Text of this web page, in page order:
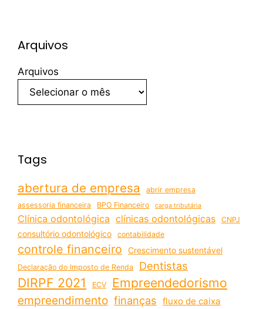
Arquivos
Arquivos
Tags
abertura de empresa
abrir empresa
assessoria financeira
BPO Financeiro carga tributária
Clínica odontológica clínicas odontológicas CNPJ
consultório odontológico contabilidade
controle financeiro Crescimento sustentável
Declaração do Imposto de Renda Dentistas
DIRPF 2021 ECV Empreendedorismo
empreendimento finanças fluxo de caixa